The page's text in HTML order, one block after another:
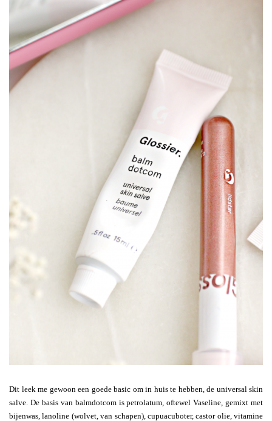
Dit leek me gewoon een goede basic om in huis te hebben, de universal skin
salve. De basis van balmdotcom is petrolatum, oftewel Vaseline, gemixt met
bijenwas, lanoline (wolvet, van schapen), cupuacuboter, castor olie, vitamine